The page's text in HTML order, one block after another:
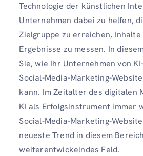
Technologie der künstlichen
Unternehmen dabei zu helfen,
Zielgruppe zu erreichen,
Ergebnisse zu messen. In
Sie, wie Ihr Unternehmen von
Social-Media-Marketing-
kann. Im Zeitalter des digitalen
KI als Erfolgsinstrument immer
Social-Media-Marketing-
neueste Trend in diesem
weiterentwickelndes Feld.